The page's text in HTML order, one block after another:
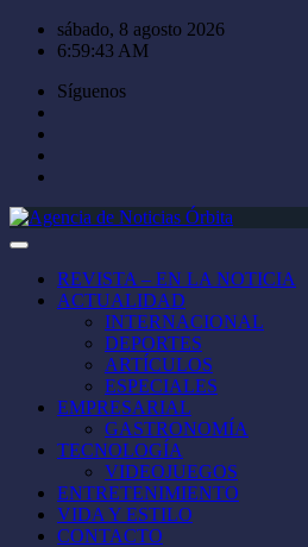
Saltar
sábado, 8 agosto 2026
6:59:43 AM
Síguenos
REVISTA – EN LA NOTICIA
ACTUALIDAD
INTERNACIONAL
DEPORTES
ARTÍCULOS
ESPECIALES
EMPRESARIAL
GASTRONOMÍA
TECNOLOGÍA
VIDEOJUEGOS
ENTRETENIMIENTO
VIDA Y ESTILO
CONTACTO